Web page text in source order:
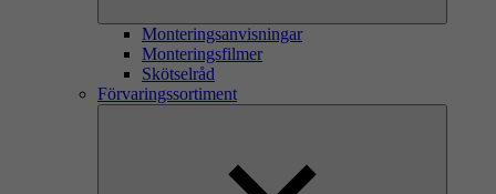
Monteringsanvisningar
Monteringsfilmer
Skötselråd
Förvaringssortiment